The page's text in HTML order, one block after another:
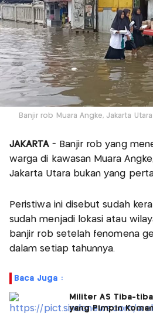
Banjir rob Muara Angke, Jakarta
JAKARTA - Banjir rob yang
warga di kawasan Muara
Jakarta Utara bukan yang
Peristiwa ini disebut sudah
sudah menjadi lokasi atau
banjir rob setelah fenomena
dalam setiap tahunnya.
Baca Juga :
Militer AS Tiba-
yang Pimpin